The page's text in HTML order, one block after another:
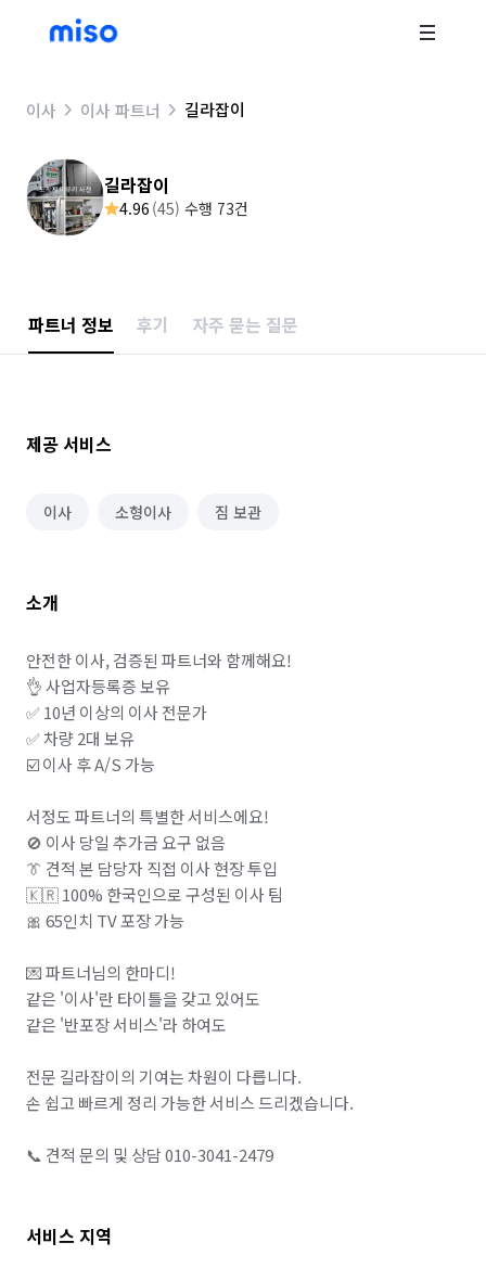
이사 이사 파트너 길라잡이
길라잡이
4.96 (45) 수행 73건
파트너 정보 후기 자주 묻는 질문
제공 서비스
이사 소형이사 짐 보관
소개
안전한 이사, 검증된 파트너와 함께해요!
👌 사업자등록증 보유
✅ 10년 이상의 이사 전문가
✅ 차량 2대 보유
☑️ 이사 후 A/S 가능
서정도 파트너의 특별한 서비스에요!
🚫 이사 당일 추가금 요구 없음
👔 견적 본 담당자 직접 이사 현장 투입
🇰🇷 100% 한국인으로 구성된 이사 팀
🎀 65인치 TV 포장 가능
💌 파트너님의 한마디!
같은 '이사'란 타이틀을 갖고 있어도
같은 '반포장 서비스'라 하여도
전문 길라잡이의 기여는 차원이 다릅니다.
손 쉽고 빠르게 정리 가능한 서비스 드리겠습니다.
📞 견적 문의 및 상담 010-3041-2479
서비스 지역